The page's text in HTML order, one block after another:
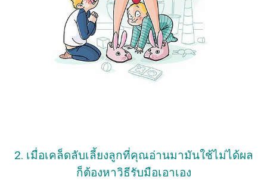
2. เมื่อเคล็ดลับเลี้ยงลูกที่คุณอ่านมามันใช้ไม่ได้ผล
ก็ต้องหาวิธีรับมือเอาเอง